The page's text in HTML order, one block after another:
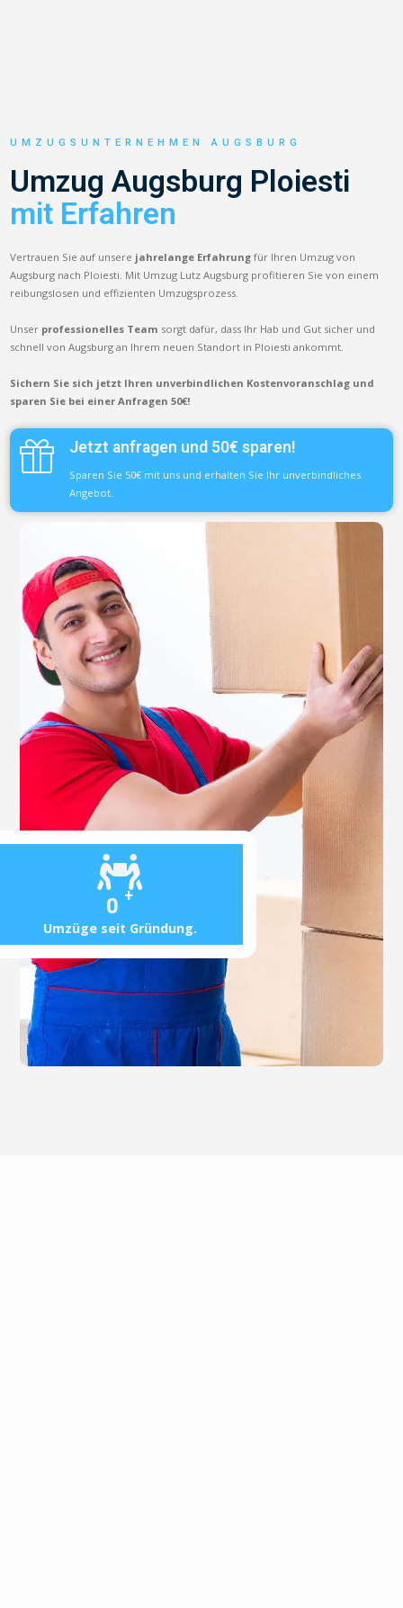
0 +
Umzüge seit Gründung.
UMZUGSUNTERNEHMEN AUGSBURG
Umzug Augsburg Ploiesti
mit Erfahren
Vertrauen Sie auf unsere jahrelange Erfahrung für Ihren Umzug von
Augsburg nach Ploiesti. Mit Umzug Lutz Augsburg profitieren Sie von einem
reibungslosen und effizienten Umzugsprozess.
Unser professionelles Team sorgt dafür, dass Ihr Hab und Gut sicher und
schnell von Augsburg an Ihrem neuen Standort in Ploiesti ankommt.
Sichern Sie sich jetzt Ihren unverbindlichen Kostenvoranschlag und
sparen Sie bei einer Anfragen 50€!
Jetzt anfragen und 50€ sparen!
Sparen Sie 50€ mit uns und erhalten Sie Ihr unverbindliches
Angebot.